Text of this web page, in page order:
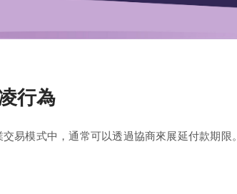
行為
易模式中，通常可以透過協商來展延付款期限